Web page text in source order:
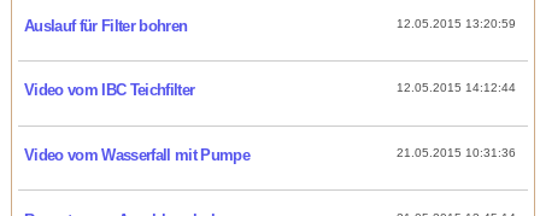
12.05.2015 13:20:59
Auslauf für Filter bohren
12.05.2015 14:12:44
Video vom IBC Teichfilter
21.05.2015 10:31:36
Video vom Wasserfall mit Pumpe